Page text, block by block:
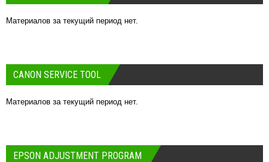
Материалов за текущий период нет.
CANON SERVICE TOOL
Материалов за текущий период нет.
EPSON ADJUSTMENT PROGRAM